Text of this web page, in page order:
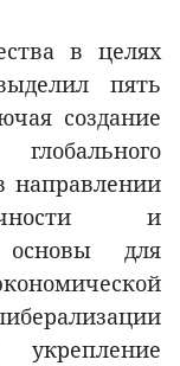
в целях
пять
создание
направлении
и
основы для